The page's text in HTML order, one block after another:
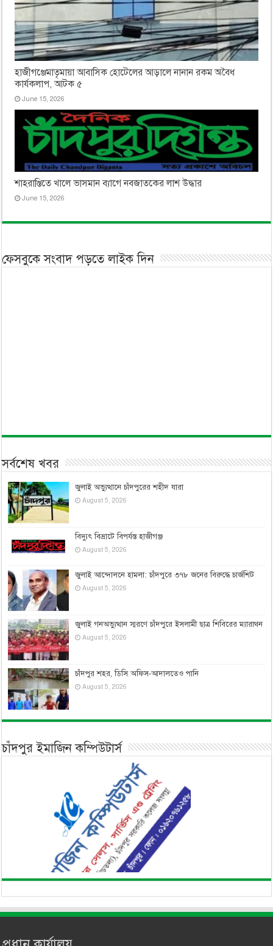
হাজীগঞ্জেমাতৃমায়া আবাসিক হোটেলের আড়ালে নানান রকম অবৈধ
কার্যকলাপ, আটক ৫
June 15, 2026
শাহরাস্তিতে খালে ভাসমান ব্যাগে নবজাতকের লাশ উদ্ধার
June 15, 2026
ফেসবুকে সংবাদ পড়তে লাইক দিন
সর্বশেষ খবর
জুলাই অভ্যুত্থানে চাঁদপুরের শহীদ যারা
August 5, 2026
বিদ্যুৎ বিভ্রাটে বিপর্যস্ত হাজীগঞ্জ
August 5, 2026
জুলাই আন্দোলনে হামলা: চাঁদপুরে ৩৭৮ জনের বিরুদ্ধে চার্জশিট
August 5, 2026
জুলাই গনঅভ্যুত্থান স্মরণে চাঁদপুরে ইসলামী ছাত্র শিবিরের ম্যারাথন
August 5, 2026
চাঁদপুর শহর, ডিসি অফিস-আদালতেও পানি
August 5, 2026
চাঁদপুর ইমাজিন কম্পিউটার্স